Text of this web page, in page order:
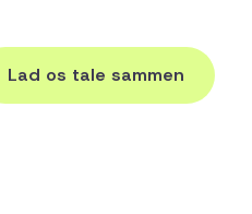
Lad os tale sammen